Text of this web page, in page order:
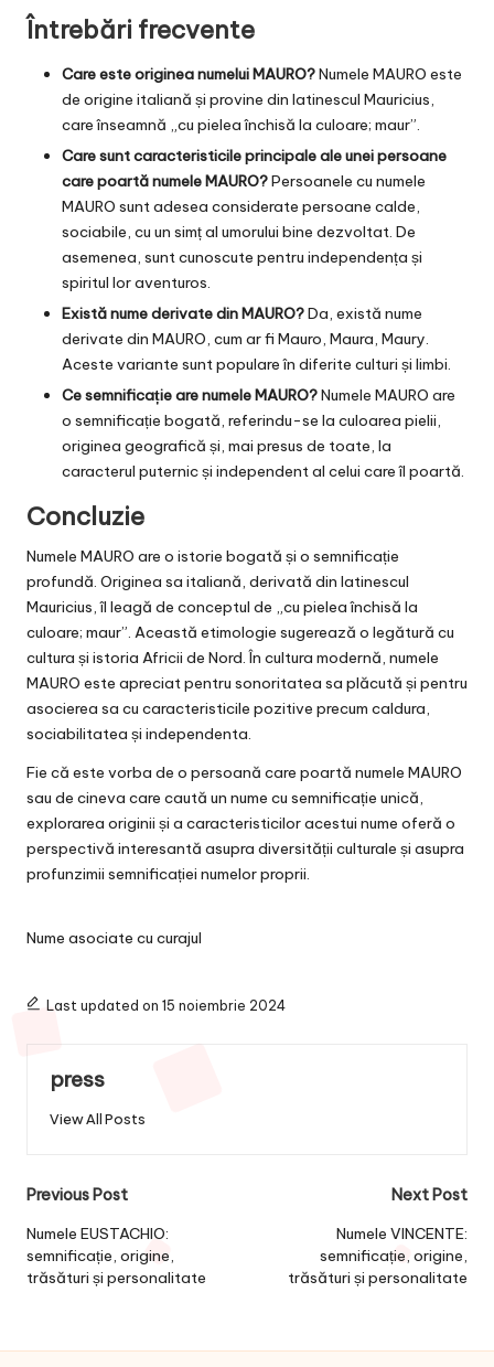
Întrebări frecvente
Care este originea numelui MAURO?Numele MAURO este
de origine italiană și provine din latinescul Mauricius,
care înseamnă „cu pielea închisă la culoare; maur”.
Care sunt caracteristicile principale ale unei persoane
care poartă numele MAURO?Persoanele cu numele
MAURO sunt adesea considerate persoane calde,
sociabile, cu un simț al umorului bine dezvoltat. De
asemenea, sunt cunoscute pentru independența și
spiritul lor aventuros.
Există nume derivate din MAURO?Da, există nume
derivate din MAURO, cum ar fi Mauro, Maura, Maury.
Aceste variante sunt populare în diferite culturi și limbi.
Ce semnificație are numele MAURO?Numele MAURO are
o semnificație bogată, referindu-se la culoarea pielii,
originea geografică și, mai presus de toate, la
caracterul puternic și independent al celui care îl poartă.
Concluzie
Numele MAURO are o istorie bogată și o semnificație
profundă. Originea sa italiană, derivată din latinescul
Mauricius, îl leagă de conceptul de „cu pielea închisă la
culoare; maur”. Această etimologie sugerează o legătură cu
cultura și istoria Africii de Nord. În cultura modernă, numele
MAURO este apreciat pentru sonoritatea sa plăcută și pentru
asocierea sa cu caracteristicile pozitive precum caldura,
sociabilitatea și independenta.
Fie că este vorba de o persoană care poartă numele MAURO
sau de cineva care caută un nume cu semnificație unică,
explorarea originii și a caracteristicilor acestui nume oferă o
perspectivă interesantă asupra diversității culturale și asupra
profunzimii semnificației numelor proprii.
Nume asociate cu curajul
Last updated on 15 noiembrie 2024
press
View All Posts
Post
navigation
Previous Post
Numele EUSTACHIO:
semnificație, origine,
trăsături și personalitate
Next Post
Numele VINCENTE:
semnificație, origine,
trăsături și personalitate